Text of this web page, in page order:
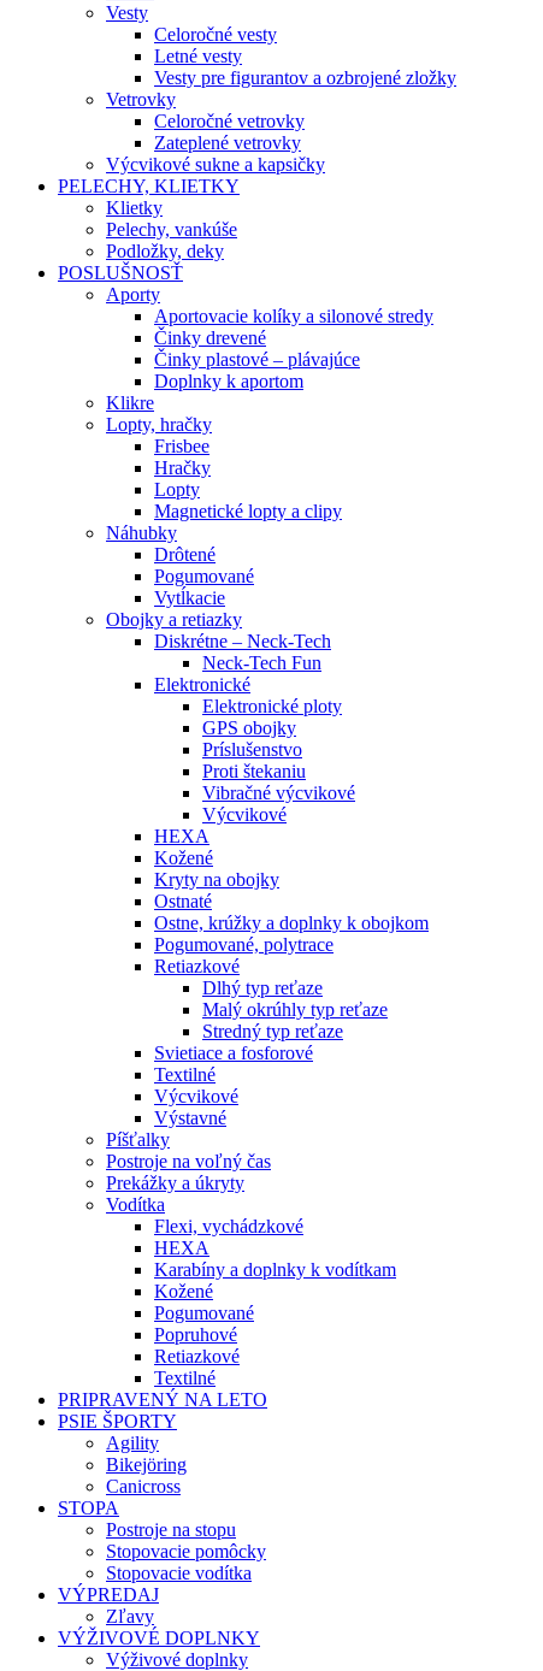
Vesty
Celoročné vesty
Letné vesty
Vesty pre figurantov a ozbrojené zložky
Vetrovky
Celoročné vetrovky
Zateplené vetrovky
Výcvikové sukne a kapsičky
PELECHY, KLIETKY
Klietky
Pelechy, vankúše
Podložky, deky
POSLUŠNOSŤ
Aporty
Aportovacie kolíky a silonové stredy
Činky drevené
Činky plastové – plávajúce
Doplnky k aportom
Klikre
Lopty, hračky
Frisbee
Hračky
Lopty
Magnetické lopty a clipy
Náhubky
Drôtené
Pogumované
Vytĺkacie
Obojky a retiazky
Diskrétne – Neck-Tech
Neck-Tech Fun
Elektronické
Elektronické ploty
GPS obojky
Príslušenstvo
Proti štekaniu
Vibračné výcvikové
Výcvikové
HEXA
Kožené
Kryty na obojky
Ostnaté
Ostne, krúžky a doplnky k obojkom
Pogumované, polytrace
Retiazkové
Dlhý typ reťaze
Malý okrúhly typ reťaze
Stredný typ reťaze
Svietiace a fosforové
Textilné
Výcvikové
Výstavné
Píšťalky
Postroje na voľný čas
Prekážky a úkryty
Vodítka
Flexi, vychádzkové
HEXA
Karabíny a doplnky k vodítkam
Kožené
Pogumované
Popruhové
Retiazkové
Textilné
PRIPRAVENÝ NA LETO
PSIE ŠPORTY
Agility
Bikejöring
Canicross
STOPA
Postroje na stopu
Stopovacie pomôcky
Stopovacie vodítka
VÝPREDAJ
Zľavy
VÝŽIVOVÉ DOPLNKY
Výživové doplnky